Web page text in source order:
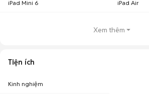
iPad Mini 6 iPad Air
Xem thêm
Tiện ích
Kinh nghiệm